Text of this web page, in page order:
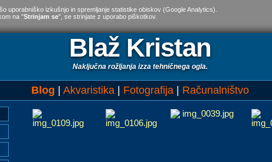
uporabniško izkušnjo in spremljanje statistike obiskov (Google Analytics).
na "Strinjam se", se strinjate z uporabo piškotkov.
Blaž Kristan
Naključna rožljanja izza tehničnega ogla.
Blog Akvaristika Fotografija Računalništvo